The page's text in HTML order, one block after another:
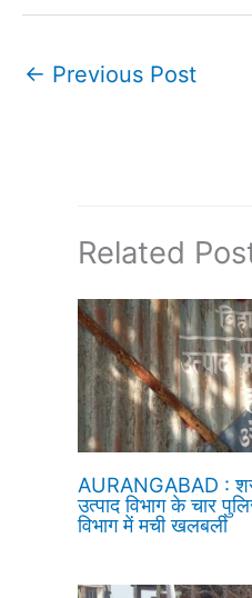
← Previous Post
Related
AURANGABAD :
उत्पाद विभाग के चार
विभाग में मची खलबली